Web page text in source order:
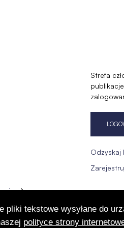
tekstowe wysyłane do
polityce strony
Strefa
Odzyskaj